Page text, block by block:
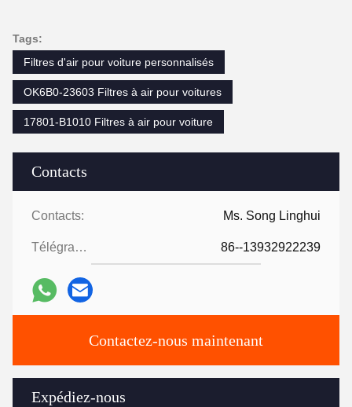
Contacts
Contacts: Ms. Song Linghui
Télégramme: 86--13932922239
Contactez-nous maintenant
Expédiez-nous
Tags:
Filtres d'air pour voiture personnalisés
OK6B0-23603 Filtres à air pour voitures
17801-B1010 Filtres à air pour voiture